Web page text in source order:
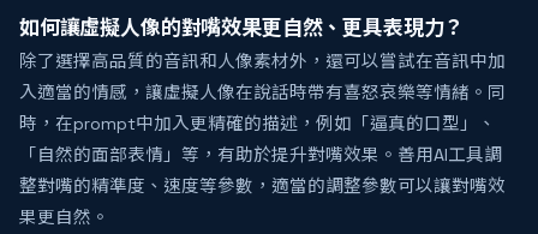
如何讓虛擬人像的對嘴效果更自然、更具表現力？
除了選擇高品質的音訊和人像素材外，還可以嘗試在音訊中加
入適當的情感，讓虛擬人像在說話時帶有喜怒哀樂等情緒。同
時，在prompt中加入更精確的描述，例如「逼真的口型」、
「自然的面部表情」等，有助於提升對嘴效果。善用AI工具調
整對嘴的精準度、速度等參數，適當的調整參數可以讓對嘴效
果更自然。